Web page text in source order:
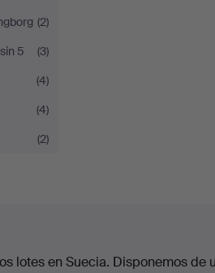
(2)
5
(3)
(4)
(4)
(2)
lotes en Suecia. Disponemos